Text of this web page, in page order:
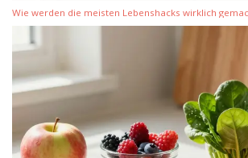
Wie werden die meisten Lebenshacks wirklich